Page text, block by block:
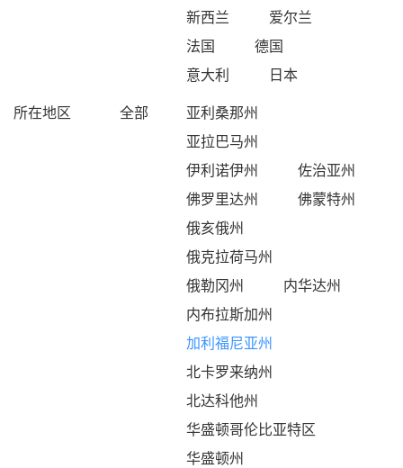
新西兰
爱尔兰
法国
德国
意大利
日本
所在地区
全部
亚利桑那州
亚拉巴马州
伊利诺伊州
佐治亚州
佛罗里达州
佛蒙特州
俄亥俄州
俄克拉荷马州
俄勒冈州
内华达州
内布拉斯加州
加利福尼亚州
北卡罗来纳州
北达科他州
华盛顿哥伦比亚特区
华盛顿州